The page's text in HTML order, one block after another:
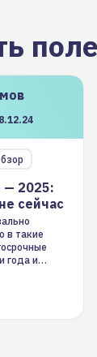
— 2025:
сейчас
в такие
года и